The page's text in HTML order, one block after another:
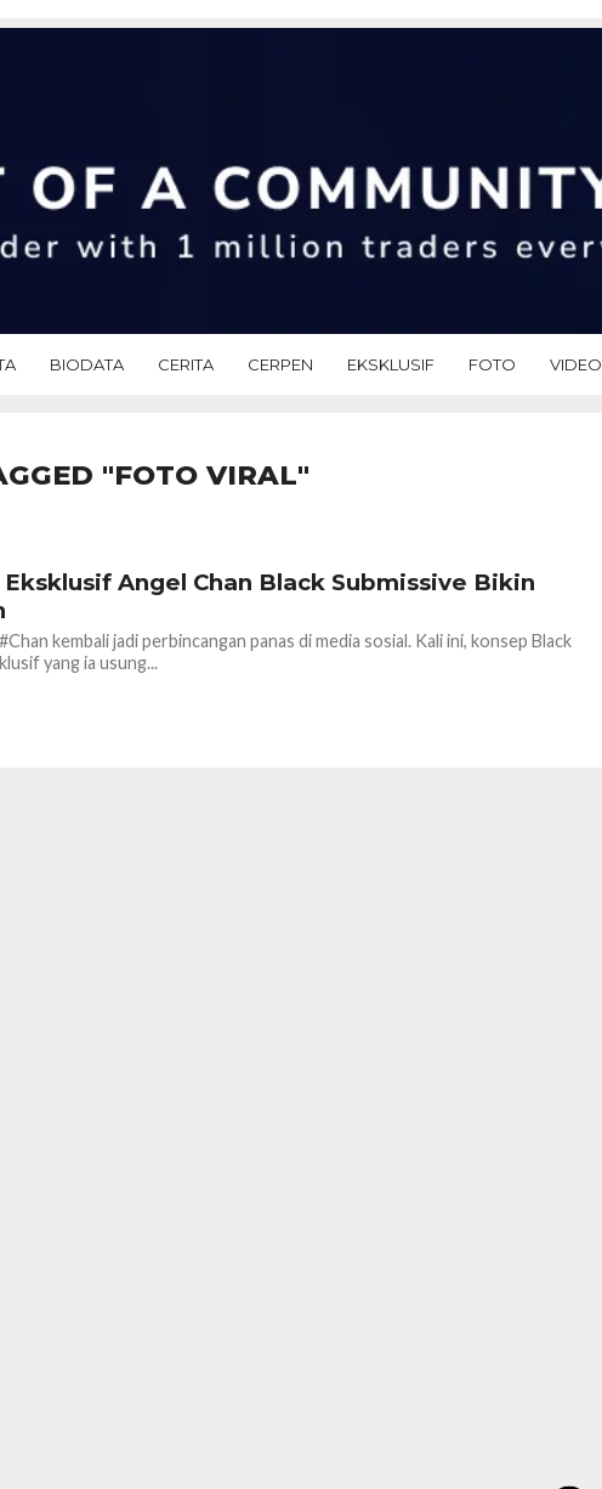
BIODATA CERITA CERPEN EKSKLUSIF FOTO VIDEO
"FOTO VIRAL"
Angel Chan Black Submissive Bikin
kembali jadi perbincangan panas di media sosial. Kali ini, konsep Black
yang ia usung...